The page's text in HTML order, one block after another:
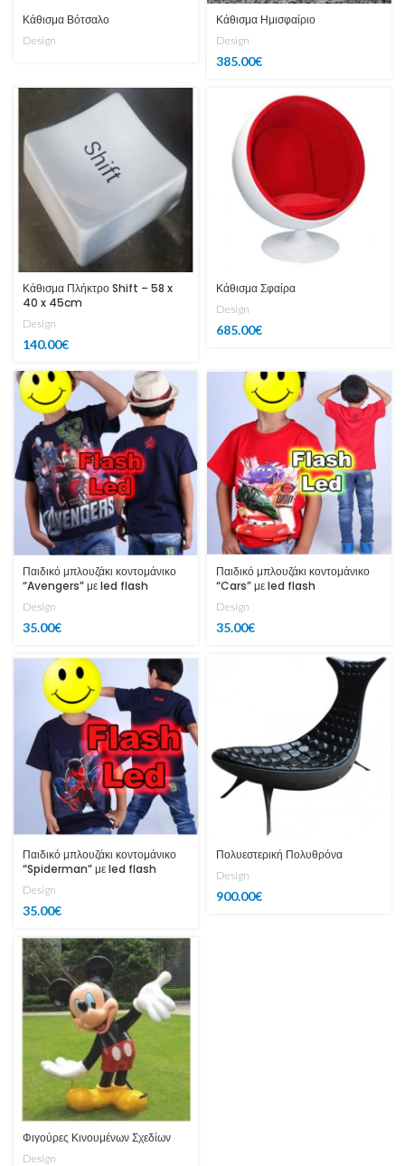
Κάθισμα Βότσαλο
Design
Κάθισμα Ημισφαίριο
Design
385.00€
Κάθισμα Πλήκτρο Shift – 58 x
40 x 45cm
Design
140.00€
Κάθισμα Σφαίρα
Design
685.00€
Παιδικό μπλουζάκι κοντομάνικο
“Avengers” με led flash
Design
35.00€
Παιδικό μπλουζάκι κοντομάνικο
“Cars” με led flash
Design
35.00€
Παιδικό μπλουζάκι κοντομάνικο
“Spiderman” με led flash
Design
35.00€
Πολυεστερική Πολυθρόνα
Design
900.00€
Φιγούρες Κινουμένων Σχεδίων
Design